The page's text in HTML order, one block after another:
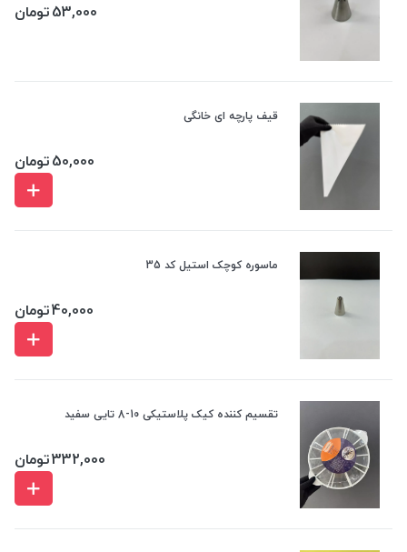
53,000تومان
قیف پارچه ای خانگی
50,000تومان
ماسوره کوچک استیل کد 35
40,000تومان
تقسیم کننده کیک پلاستیکی 10-8 تایی سفید
332,000تومان